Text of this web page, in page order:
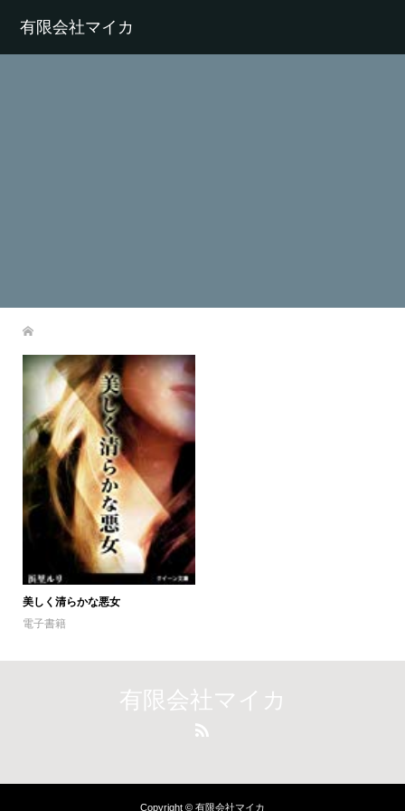
有限会社マイカ
美しく清らかな悪女
電子書籍
有限会社マイカ
Copyright © 有限会社マイカ